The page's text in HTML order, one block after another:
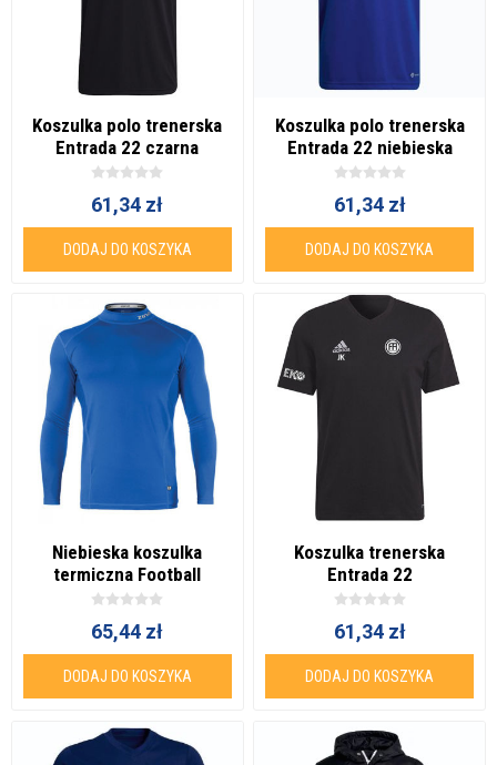
Koszulka polo trenerska
Entrada 22 czarna
61,34 zł
DODAJ DO KOSZYKA
Koszulka polo trenerska
Entrada 22 niebieska
61,34 zł
DODAJ DO KOSZYKA
Niebieska koszulka
termiczna Football
Academy
65,44 zł
DODAJ DO KOSZYKA
Koszulka trenerska
Entrada 22
61,34 zł
DODAJ DO KOSZYKA